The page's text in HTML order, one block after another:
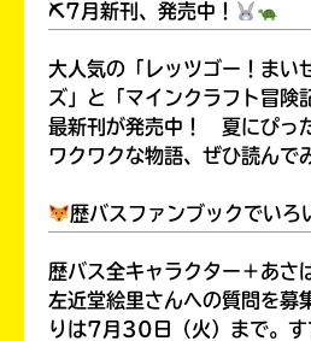
⛏7月新刊、発売中！
大人気の「レッツゴー！まい
ズ」と「マインクラフト冒険
最新刊が発売中！ 夏にぴっ
ワクワクな物語、ぜひ読んで
歴バスファンブックでいろ
歴バス全キャラクター＋あさ
左近堂絵里さんへの質問を
りは7月30日（火）まで。